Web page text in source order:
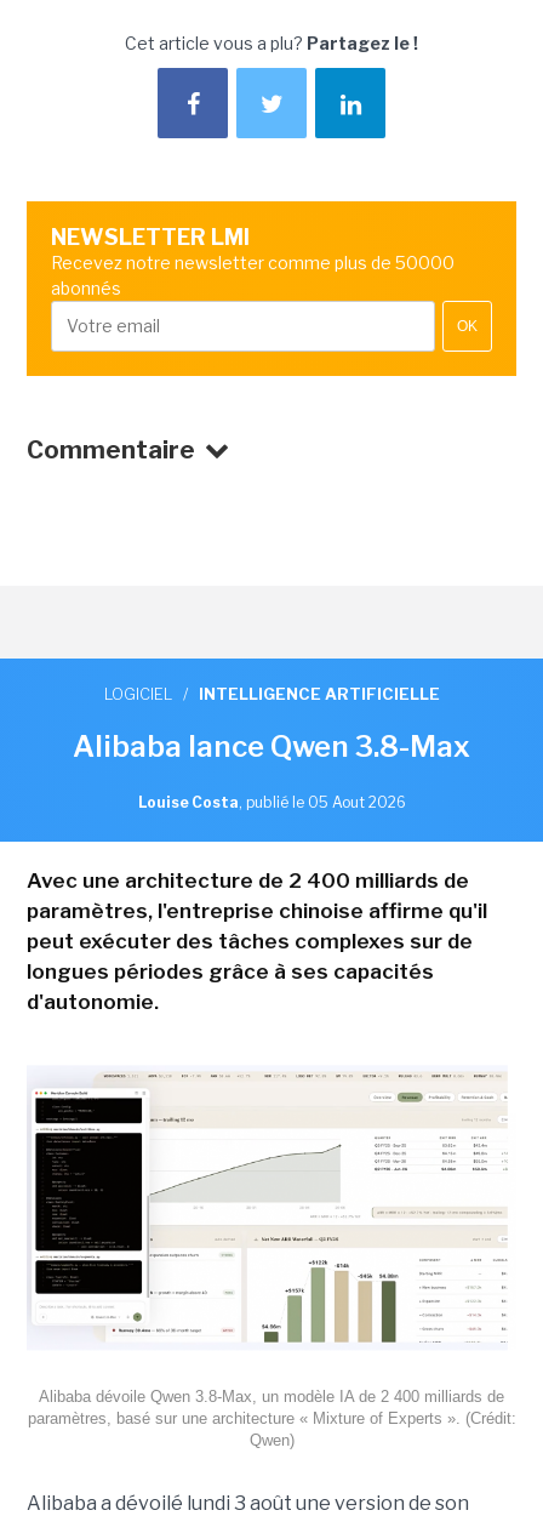
Cet article vous a plu? Partagez le !
NEWSLETTER LMI
Recevez notre newsletter comme plus de 50000
abonnés
OK
Commentaire
LOGICIEL / INTELLIGENCE ARTIFICIELLE
Alibaba lance Qwen 3.8-Max
Louise Costa, publié le 05 Aout 2026
Avec une architecture de 2 400 milliards de
paramètres, l'entreprise chinoise affirme qu'il
peut exécuter des tâches complexes sur de
longues périodes grâce à ses capacités
d'autonomie.
Alibaba dévoile Qwen 3.8-Max, un modèle IA de 2 400 milliards de
paramètres, basé sur une architecture « Mixture of Experts ». (Crédit:
Qwen)
Alibaba a dévoilé lundi 3 août une version de son